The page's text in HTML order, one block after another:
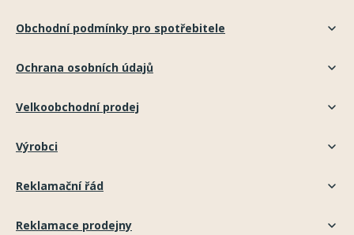
Obchodní podmínky pro spotřebitele
Ochrana osobních údajů
Velkoobchodní prodej
Výrobci
Reklamační řád
Reklamace prodejny